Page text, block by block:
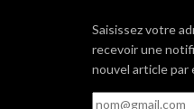
Saisissez votre
recevoir une
nouvel article par
nom@gmail.com